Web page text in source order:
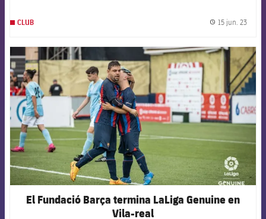
CLUB 15 jun. 23
FCB Barcelona badge
El Fundació Barça termina LaLiga Genuine en
Vila-real